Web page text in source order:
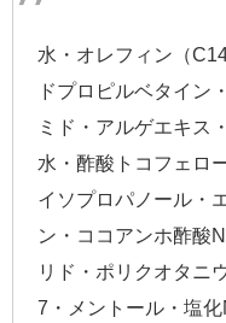
水・オレフィン（
ドプロピルベタイン
ミド・アルゲエキス
水・酢酸トコフェロ
イソプロパノール・
ン・ココアンホ酢酸
リド・ポリクオタニ
7・メントール・塩